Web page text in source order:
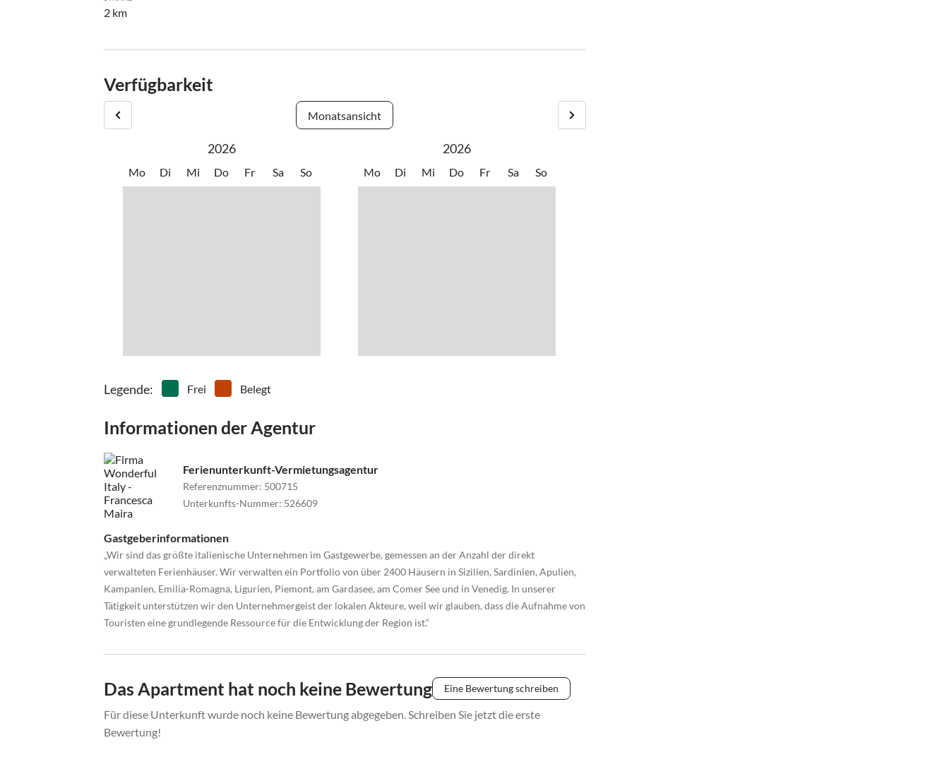
2 km
Verfügbarkeit
Monatsansicht
2026
Mo Di Mi Do Fr Sa So
2026
Mo Di Mi Do Fr Sa So
Legende: Frei Belegt
Informationen der Agentur
Ferienunterkunft-Vermietungsagentur
Referenznummer: 500715
Unterkunfts-Nummer: 526609
Gastgeberinformationen
„Wir sind das größte italienische Unternehmen im Gastgewerbe, gemessen an der Anzahl der direkt
verwalteten Ferienhäuser. Wir verwalten ein Portfolio von über 2400 Häusern in Sizilien, Sardinien, Apulien,
Kampanien, Emilia-Romagna, Ligurien, Piemont, am Gardasee, am Comer See und in Venedig. In unserer
Tätigkeit unterstützen wir den Unternehmergeist der lokalen Akteure, weil wir glauben, dass die Aufnahme von
Touristen eine grundlegende Ressource für die Entwicklung der Region ist.“
Das Apartment hat noch keine Bewertung Eine Bewertung schreiben
Für diese Unterkunft wurde noch keine Bewertung abgegeben. Schreiben Sie jetzt die erste
Bewertung!